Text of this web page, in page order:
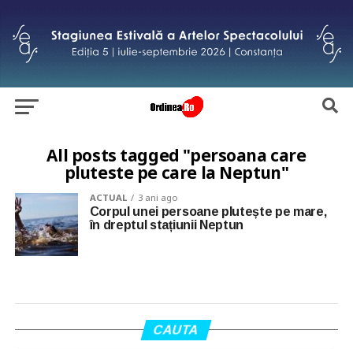
All posts tagged "persoana care
pluteste pe care la Neptun"
ACTUAL 3 ani ago
Corpul unei persoane plutește pe mare,
în dreptul stațiunii Neptun
CAUTA